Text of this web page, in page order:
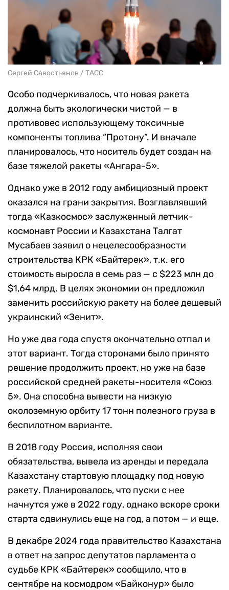
Сергей Савостьянов / ТАСС
Особо подчеркивалось, что новая ракета
должна быть экологически чистой — в
противовес использующему токсичные
компоненты топлива “Протону”. И вначале
планировалось, что носитель будет создан на
базе тяжелой ракеты «Ангара-5».
Однако уже в 2012 году амбициозный проект
оказался на грани закрытия. Возглавлявший
тогда «Казкосмос» заслуженный летчик-
космонавт России и Казахстана Талгат
Мусабаев заявил о нецелесообразности
строительства КРК «Байтерек», т.к. его
стоимость выросла в семь раз — с $223 млн до
$1,64 млрд. В целях экономии он предложил
заменить российскую ракету на более дешевый
украинский «Зенит».
Но уже два года спустя окончательно отпал и
этот вариант. Тогда сторонами было принято
решение продолжить проект, но уже на базе
российской средней ракеты-носителя «Союз
5». Она способна вывести на низкую
околоземную орбиту 17 тонн полезного груза в
беспилотном варианте.
В 2018 году Россия, исполняя свои
обязательства, вывела из аренды и передала
Казахстану стартовую площадку под новую
ракету. Планировалось, что пуски с нее
начнутся уже в 2022 году, однако вскоре сроки
старта сдвинулись еще на год, а потом — и еще.
В декабре 2024 года правительство Казахстана
в ответ на запрос депутатов парламента о
судьбе КРК «Байтерек» сообщило, что в
сентябре на космодром «Байконур» было